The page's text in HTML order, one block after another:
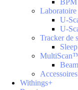
BPM
U-
U-
Tracker de
Accessoires
Withings+